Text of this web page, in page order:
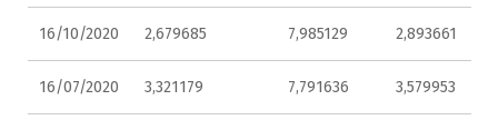
16/10/2020 2,679685 7,985129 2,893661
16/07/2020 3,321179 7,791636 3,579953